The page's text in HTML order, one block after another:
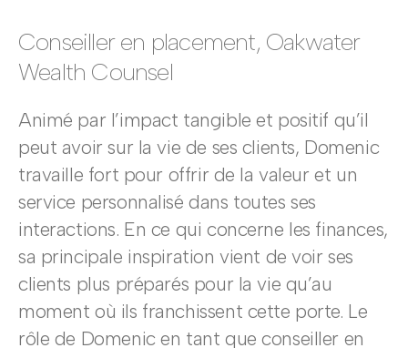
Conseiller en placement, Oakwater
Wealth Counsel
Animé par l’impact tangible et positif qu’il
peut avoir sur la vie de ses clients, Domenic
travaille fort pour offrir de la valeur et un
service personnalisé dans toutes ses
interactions. En ce qui concerne les finances,
sa principale inspiration vient de voir ses
clients plus préparés pour la vie qu’au
moment où ils franchissent cette porte. Le
rôle de Domenic en tant que conseiller en